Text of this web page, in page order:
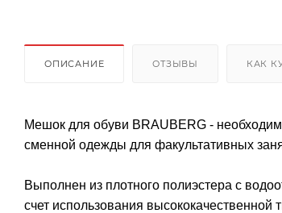
ОПИСАНИЕ ОТЗЫВЫ КАК
Мешок для обуви BRAUBERG -
сменной одежды для факультативных
Выполнен из плотного полиэстера с
счет использования высококачественной